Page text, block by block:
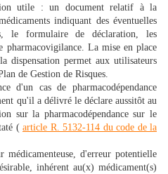
utile : un document relatif à la
indiquant des éventuelles
le formulaire de déclaration, les
pharmacovigilance. La mise en place
dispensation permet aux utilisateurs
de Gestion de Risques.
d'un cas de pharmacodépendance
qu'il a délivré le déclare aussitôt au
sur la pharmacodépendance sur le
( article R. 5132-114 du code de la
médicamenteuse, d'erreur potentielle
inhérent au(x) médicament(s)